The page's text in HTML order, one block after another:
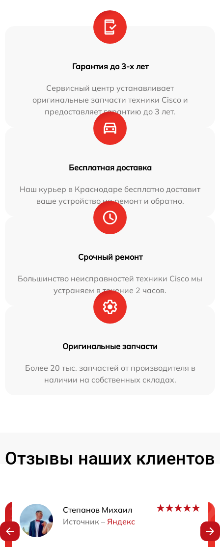
Гарантия до 3-х лет
Сервисный центр устанавливает
оригинальные запчасти техники Cisco и
предоставляет гарантию до 3 лет.
Бесплатная доставка
Наш курьер в Краснодаре бесплатно доставит
ваше устройство на ремонт и обратно.
Срочный ремонт
Большинство неисправностей техники Cisco мы
устраняем в течение 2 часов.
Оригинальные запчасти
Более 20 тыс. запчастей от производителя в
наличии на собственных складах.
Отзывы наших клиентов
Степанов Михаил
Источник – Яндекс
Нужна консультация?